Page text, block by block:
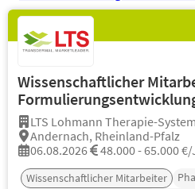
Wissenschaftlicher
LTS Lohmann Therapie-
Andernach, Rheinland-Pfalz
06.08.2026
48.000 - 65.000
Wissenschaftlicher Mitarbeiter